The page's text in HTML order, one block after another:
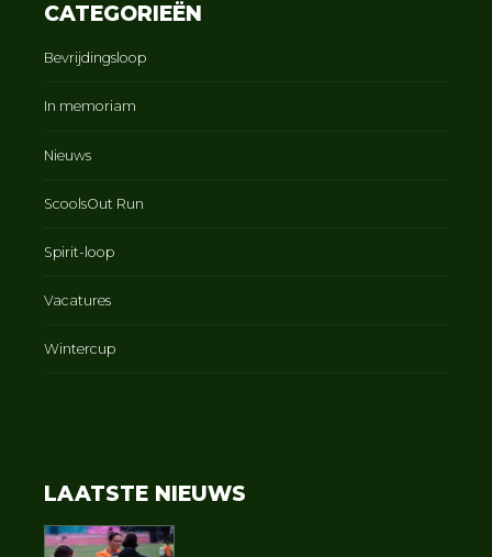
CATEGORIEËN
Bevrijdingsloop
In memoriam
Nieuws
ScoolsOut Run
Spirit-loop
Vacatures
Wintercup
LAATSTE NIEUWS